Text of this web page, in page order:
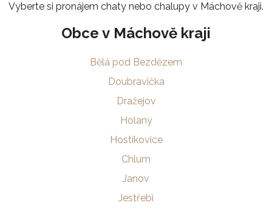
Vyberte si pronájem chaty nebo chalupy v Máchově kraji.
Obce v Máchově kraji
Bělá pod Bezdězem
Doubravička
Dražejov
Holany
Hostíkovice
Chlum
Janov
Jestřebí